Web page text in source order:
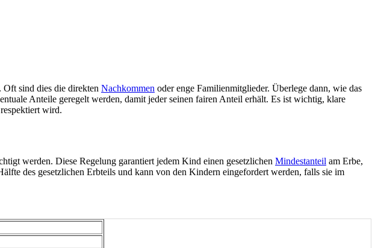
sind dies die direkten Nachkommen oder enge Familienmitglieder. Überlege dann, wie das
Anteile geregelt werden, damit jeder seinen fairen Anteil erhält. Es ist wichtig, klare
wird.
werden. Diese Regelung garantiert jedem Kind einen gesetzlichen Mindestanteil am Erbe,
des gesetzlichen Erbteils und kann von den Kindern eingefordert werden, falls sie im